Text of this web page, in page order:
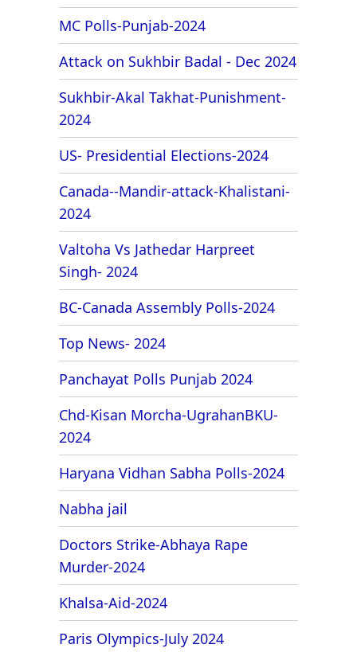
MC Polls-Punjab-2024
Attack on Sukhbir Badal - Dec 2024
Sukhbir-Akal Takhat-Punishment-
2024
US- Presidential Elections-2024
Canada--Mandir-attack-Khalistani-
2024
Valtoha Vs Jathedar Harpreet
Singh- 2024
BC-Canada Assembly Polls-2024
Top News- 2024
Panchayat Polls Punjab 2024
Chd-Kisan Morcha-UgrahanBKU-
2024
Haryana Vidhan Sabha Polls-2024
Nabha jail
Doctors Strike-Abhaya Rape
Murder-2024
Khalsa-Aid-2024
Paris Olympics-July 2024